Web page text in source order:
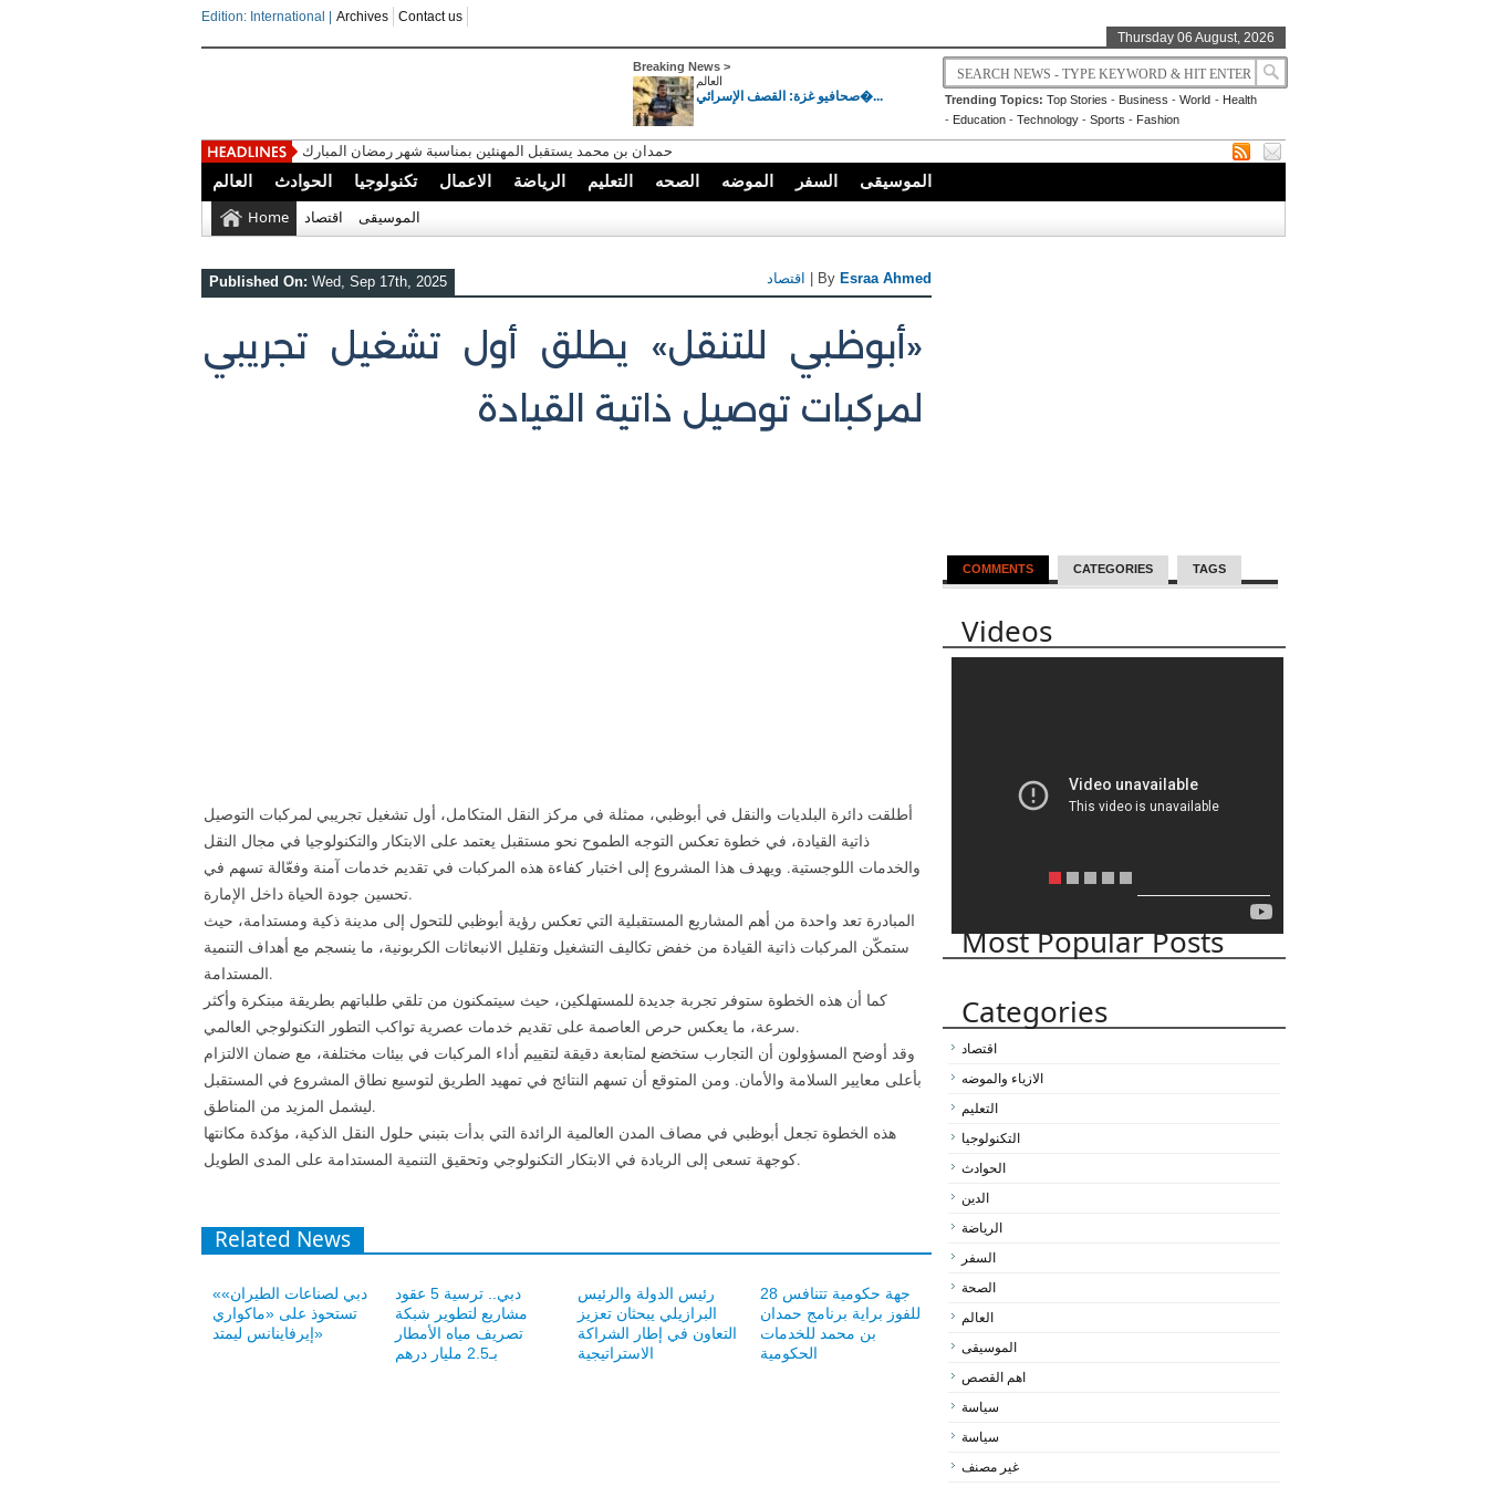
Edition: International | Archives
Contact us
Thursday 06 August, 2026
Breaking News >
العالم
صحافيو غزة: القصف الإسرائي�... Trending Topics: Top Stories - Business -World - Health
- Education - Technology -Sports - Fashion
حمدان بن محمد يستقبل المهنئين بمناسبة شهر رمضان المبارك
العالم الحوادث تكنولوجيا الاعمال الرياضة التعليم الصحه الموضه السفر الموسيقى
Home اقتصاد الموسيقى
Published On: Wed, Sep 17th, 2025 اقتصاد | By Esraa Ahmed
«أبوظبي للتنقل» يطلق أول تشغيل تجريبي
لمركبات توصيل ذاتية القيادة
أطلقت دائرة البلديات والنقل في أبوظبي، ممثلة في مركز النقل المتكامل، أول تشغيل تجريبي لمركبات التوصيل
ذاتية القيادة، في خطوة تعكس التوجه الطموح نحو مستقبل يعتمد على الابتكار والتكنولوجيا في مجال النقل
والخدمات اللوجستية. ويهدف هذا المشروع إلى اختبار كفاءة هذه المركبات في تقديم خدمات آمنة وفعّالة تسهم في
تحسين جودة الحياة داخل الإمارة.
المبادرة تعد واحدة من أهم المشاريع المستقبلية التي تعكس رؤية أبوظبي للتحول إلى مدينة ذكية ومستدامة، حيث
ستمكّن المركبات ذاتية القيادة من خفض تكاليف التشغيل وتقليل الانبعاثات الكربونية، ما ينسجم مع أهداف التنمية
المستدامة.
كما أن هذه الخطوة ستوفر تجربة جديدة للمستهلكين، حيث سيتمكنون من تلقي طلباتهم بطريقة مبتكرة وأكثر
سرعة، ما يعكس حرص العاصمة على تقديم خدمات عصرية تواكب التطور التكنولوجي العالمي.
وقد أوضح المسؤولون أن التجارب ستخضع لمتابعة دقيقة لتقييم أداء المركبات في بيئات مختلفة، مع ضمان الالتزام
بأعلى معايير السلامة والأمان. ومن المتوقع أن تسهم النتائج في تمهيد الطريق لتوسيع نطاق المشروع في المستقبل
ليشمل المزيد من المناطق.
هذه الخطوة تجعل أبوظبي في مصاف المدن العالمية الرائدة التي بدأت بتبني حلول النقل الذكية، مؤكدة مكانتها
كوجهة تسعى إلى الريادة في الابتكار التكنولوجي وتحقيق التنمية المستدامة على المدى الطويل.
Related News
«دبي لصناعات الطيران»
تستحوذ على «ماكواري
إيرفاينانس ليمتد»
دبي.. ترسية 5 عقود
مشاريع لتطوير شبكة
تصريف مياه الأمطار
بـ2.5 مليار درهم
رئيس الدولة والرئيس
البرازيلي يبحثان تعزيز
التعاون في إطار الشراكة
الاستراتيجية
28 جهة حكومية تتنافس
للفوز براية برنامج حمدان
بن محمد للخدمات
الحكومية
COMMENTS CATEGORIES TAGS
Videos
Most Popular Posts
Categories
اقتصاد
الازياء والموضه
التعليم
التكنولوجيا
الحوادث
الدين
الرياضة
السفر
الصحة
العالم
الموسيقى
اهم القصص
سياسة
سياسة
غير مصنف